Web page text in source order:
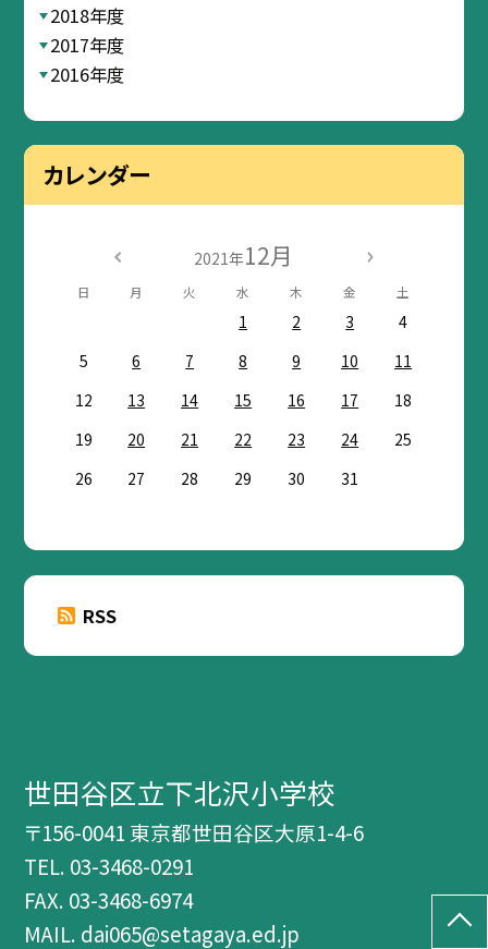
2018年度
2017年度
2016年度
カレンダー
2021年12月
日 月 火 水 木 金 土
1 2 3
4
5
6 7 8 9 10
11
12
13 14 15 16 17
18
19
20 21 22 23 24
25
26
27 28 29 30 31
RSS
世田谷区立下北沢小学校
〒156-0041 東京都世田谷区大原1-4-6
TEL. 03-3468-0291
FAX. 03-3468-6974
MAIL. dai065@setagaya.ed.jp